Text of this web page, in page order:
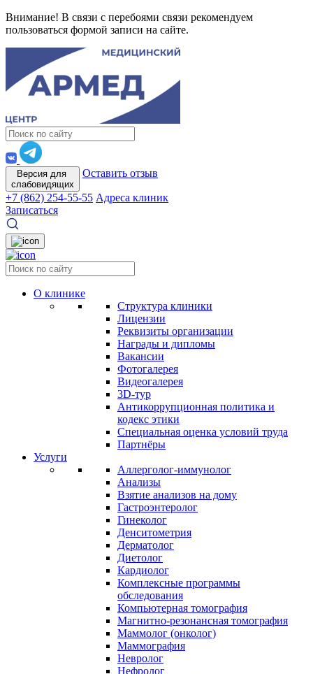
Внимание! В связи с перебоями связи рекомендуем
пользоваться формой записи на сайте.
Версия для
слабовидящих
Оставить отзыв
+7 (862) 254-55-55 Адреса клиник
Записаться
О клинике
Структура клиники
Лицензии
Реквизиты организации
Награды и дипломы
Вакансии
Фотогалерея
Видеогалерея
3D-тур
Антикоррупционная политика и
кодекс этики
Специальная оценка условий труда
Партнёры
Услуги
Аллерголог-иммунолог
Анализы
Взятие анализов на дому
Гастроэнтеролог
Гинеколог
Денситометрия
Дерматолог
Диетолог
Кардиолог
Комплексные программы
обследования
Компьютерная томография
Магнитно-резонансная томография
Маммолог (онколог)
Маммография
Невролог
Нефролог